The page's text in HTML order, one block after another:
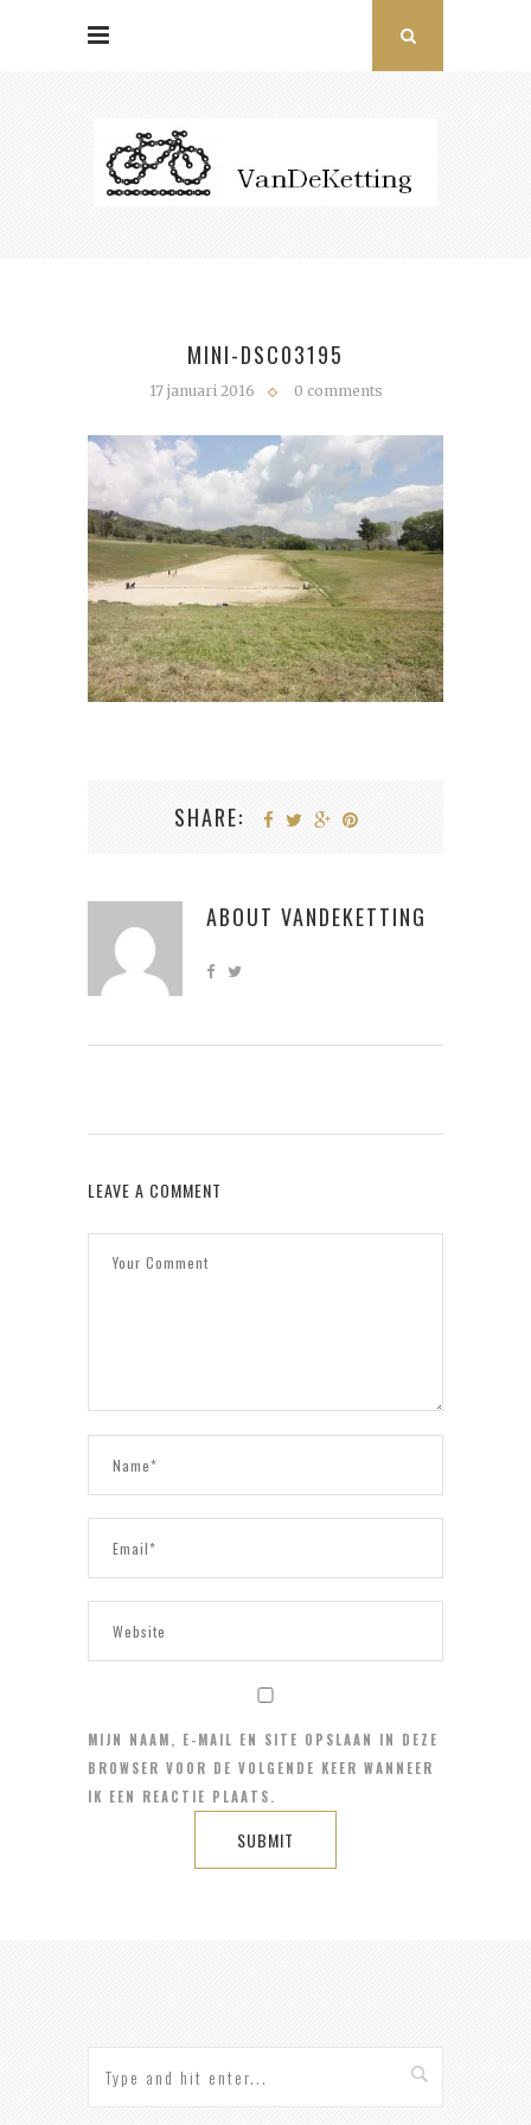
MINI-DSC03195
17 januari 2016 0 comments
SHARE:
ABOUT VANDEKETTING
LEAVE A COMMENT
MIJN NAAM, E-MAIL EN SITE OPSLAAN IN DEZE
BROWSER VOOR DE VOLGENDE KEER WANNEER
IK EEN REACTIE PLAATS.